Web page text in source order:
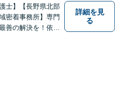
護士】【長野県北部
密着事務所】専門
善の解決を！依頼
詳細を見
る